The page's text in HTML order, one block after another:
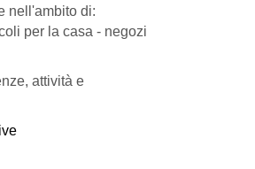
nell'ambito di:
per la casa - negozi
attività e